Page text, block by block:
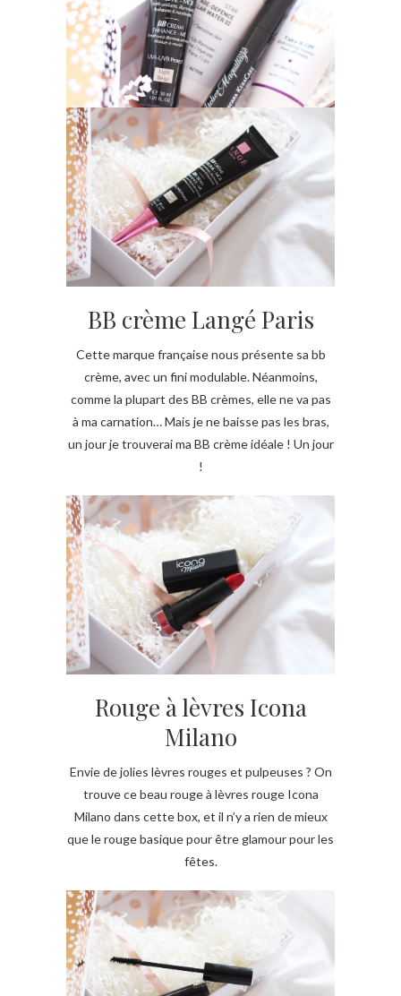
BB crème Langé Paris
Cette marque française nous présente sa bb
crème, avec un fini modulable. Néanmoins,
comme la plupart des BB crèmes, elle ne va pas
à ma carnation… Mais je ne baisse pas les bras,
un jour je trouverai ma BB crème idéale ! Un jour
!
Rouge à lèvres Icona
Milano
Envie de jolies lèvres rouges et pulpeuses ? On
trouve ce beau rouge à lèvres rouge Icona
Milano dans cette box, et il n’y a rien de mieux
que le rouge basique pour être glamour pour les
fêtes.